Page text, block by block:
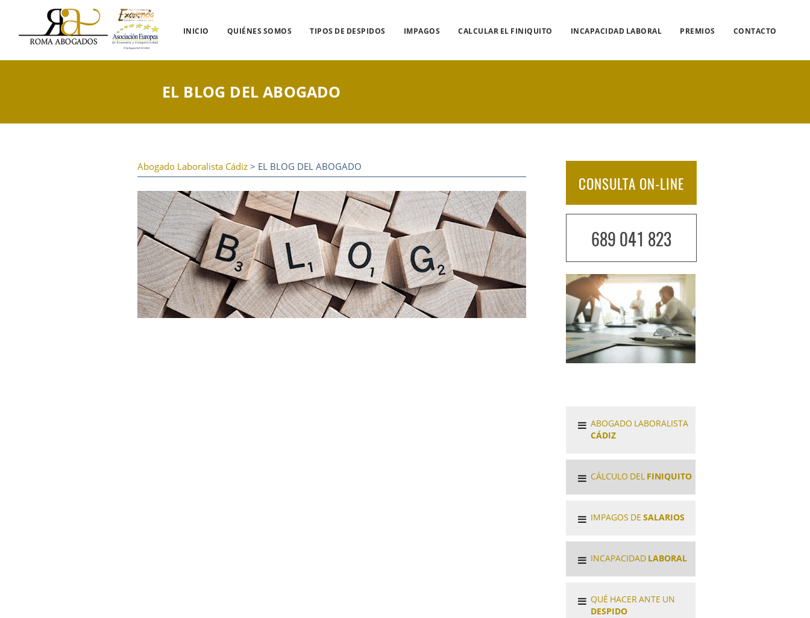
INICIO QUIÉNES SOMOS TIPOS DE DESPIDOS IMPAGOS CALCULAR EL FINIQUITO INCAPACIDAD LABORAL PREMIOS CONTACTO
EL BLOG DEL ABOGADO
Abogado Laboralista Cádiz> EL BLOG DEL ABOGADO
CONSULTA ON-LINE
689 041 823
ABOGADO LABORALISTA
CÁDIZ
CÁLCULO DEL FINIQUITO
IMPAGOS DE SALARIOS
INCAPACIDAD LABORAL
QUÉ HACER ANTE UN
DESPIDO